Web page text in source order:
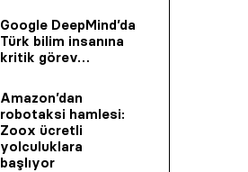
Google DeepMind’da
Türk bilim insanına
kritik görev…
Amazon’dan
robotaksi hamlesi:
Zoox ücretli
yolculuklara
başlıyor